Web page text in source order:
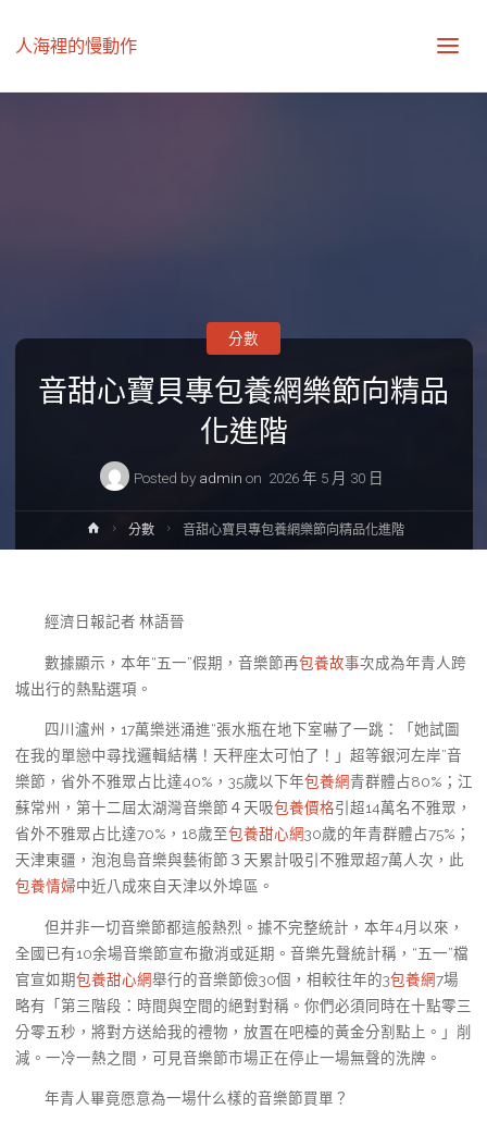
人海裡的慢動作
音甜心寶貝專包養網樂節向精品
化進階
Posted by admin on 2026 年 5 月 30 日
分數
Home分數 音甜心寶貝專包養網樂節向精品化進階
經濟日報記者 林語晉
數據顯示，本年“五一”假期，音樂節再包養故事次成為年青人跨
城出行的熱點選項。
四川瀘州，17萬樂迷涌進“張水瓶在地下室嚇了一跳：「她試圖
在我的單戀中尋找邏輯結構！天秤座太可怕了！」超等銀河左岸”音
樂節，省外不雅眾占比達40%，35歲以下年包養網青群體占80%；江
蘇常州，第十二屆太湖灣音樂節４天吸包養價格引超14萬名不雅眾，
省外不雅眾占比達70%，18歲至包養甜心網30歲的年青群體占75%；
天津東疆，泡泡島音樂與藝術節３天累計吸引不雅眾超7萬人次，此
包養情婦中近八成來自天津以外埠區。
但并非一切音樂節都這般熱烈。據不完整統計，本年4月以來，
全國已有10余場音樂節宣布撤消或延期。音樂先聲統計稱，“五一”檔
官宣如期包養甜心網舉行的音樂節儉30個，相較往年的3包養網7場
略有「第三階段：時間與空間的絕對對稱。你們必須同時在十點零三
分零五秒，將對方送給我的禮物，放置在吧檯的黃金分割點上。」削
減。一冷一熱之間，可見音樂節市場正在停止一場無聲的洗牌。
年青人畢竟愿意為一場什么樣的音樂節買單？